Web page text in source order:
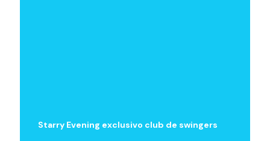
Starry Evening exclusivo club de swingers